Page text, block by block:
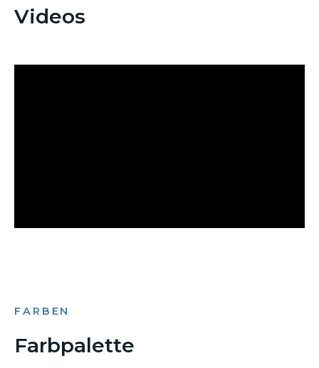
Videos
FARBEN
Farbpalette